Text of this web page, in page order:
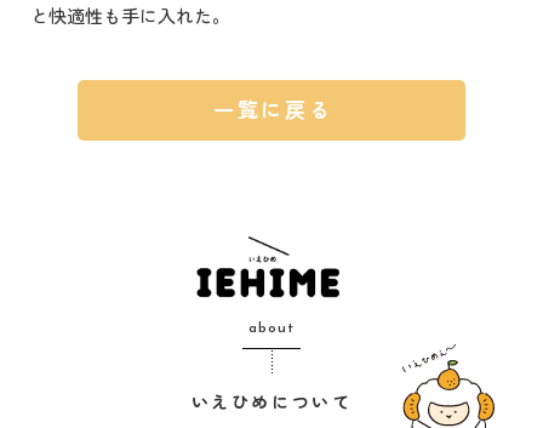
と快適性も手に入れた。
一覧に戻る
about
いえひめについて